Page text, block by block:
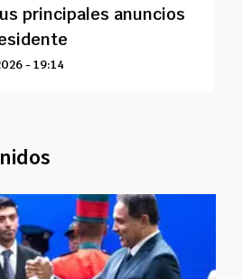
principales anuncios
- 19:14